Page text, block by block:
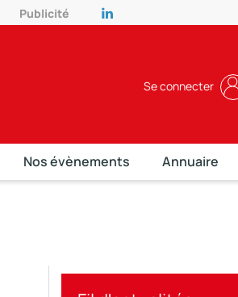
Publicité
Se connecter
Nos évènements Annuaire